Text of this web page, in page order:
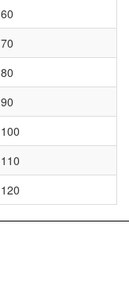
60
70
80
90
100
110
120